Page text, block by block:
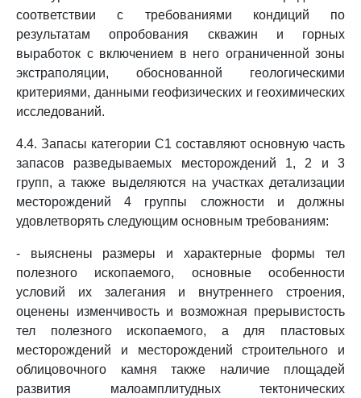
соответствии с требованиями кондиций по
результатам опробования скважин и горных
выработок с включением в него ограниченной зоны
экстраполяции, обоснованной геологическими
критериями, данными геофизических и геохимических
исследований.
4.4. Запасы категории C1 составляют основную часть
запасов разведываемых месторождений 1, 2 и 3
групп, а также выделяются на участках детализации
месторождений 4 группы сложности и должны
удовлетворять следующим основным требованиям:
- выяснены размеры и характерные формы тел
полезного ископаемого, основные особенности
условий их залегания и внутреннего строения,
оценены изменчивость и возможная прерывистость
тел полезного ископаемого, а для пластовых
месторождений и месторождений строительного и
облицовочного камня также наличие площадей
развития малоамплитудных тектонических